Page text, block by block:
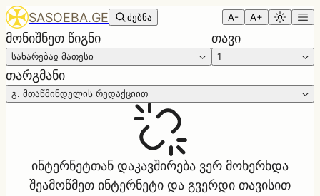
SASOEBA.GE ძებნა A- A+
მონიშნეთ წიგნი
სახარებაჲ მათესი
თავი
1
თარგმანი
გ. მთაწმინდელის რედაქციით
ინტერნეტთან დაკავშირება ვერ მოხერხდა
შეამოწმეთ ინტერნეტი და გვერდი თავისით